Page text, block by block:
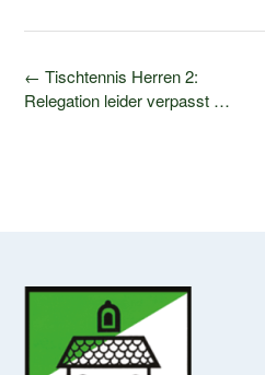
Post
navigation
← Tischtennis Herren 2:
Relegation leider verpasst …